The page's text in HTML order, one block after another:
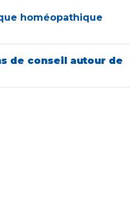
homéopathique
de conseil autour de